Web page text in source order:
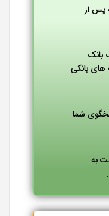
پس از
بانک
های بانکی
۳ ساعت پاسخگوی شما
به